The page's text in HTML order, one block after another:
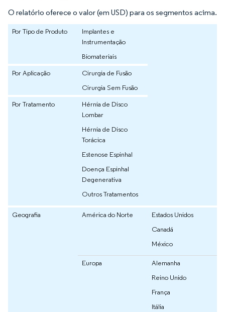
O relatório oferece o valor (em USD) para os segmentos acima.
Por Tipo de Produto
Implantes e
Instrumentação
Biomateriais
Por Aplicação
Cirurgia de Fusão
Cirurgia Sem Fusão
Por Tratamento
Hérnia de Disco
Lombar
Hérnia de Disco
Torácica
Estenose Espinhal
Doença Espinhal
Degenerativa
Outros Tratamentos
Geografia América do Norte
Estados Unidos
Canadá
México
Europa
Alemanha
Reino Unido
França
Itália